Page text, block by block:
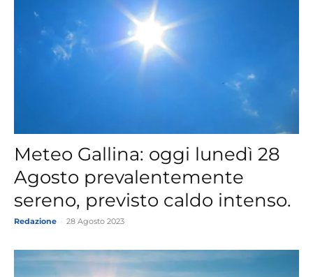
Meteo Gallina: oggi lunedì 28
Agosto prevalentemente
sereno, previsto caldo intenso.
Redazione 28 Agosto 2023